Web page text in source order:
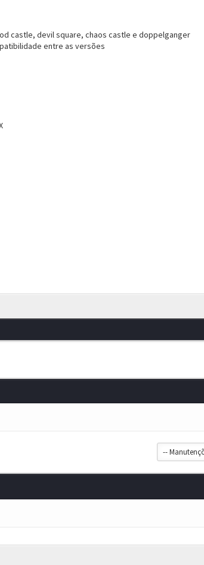
castle, devil square, chaos castle e doppelganger
entre as versões